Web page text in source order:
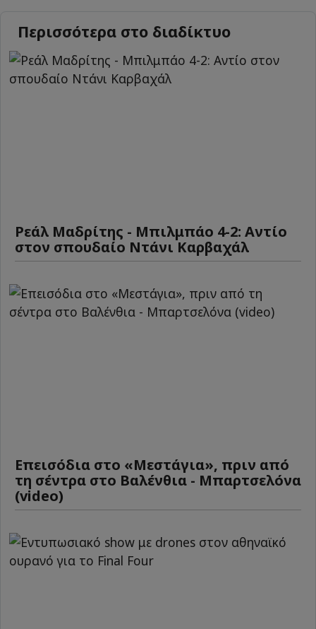
Περισσότερα στο διαδίκτυο
Ρεάλ Μαδρίτης - Μπιλμπάο 4-2: Αντίο
στον σπουδαίο Ντάνι Καρβαχάλ
Επεισόδια στο «Μεστάγια», πριν από
τη σέντρα στο Βαλένθια - Μπαρτσελόνα
(video)